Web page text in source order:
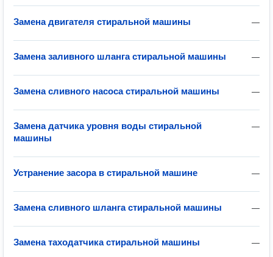
—
Замена двигателя стиральной машины
—
Замена заливного шланга стиральной машины
—
Замена сливного насоса стиральной машины
—
Замена датчика уровня воды стиральной
машины
—
Устранение засора в стиральной машине
—
Замена сливного шланга стиральной машины
—
Замена таходатчика стиральной машины